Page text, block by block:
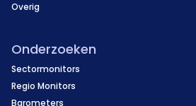
Overig
Onderzoeken
Sectormonitors
Regio Monitors
Barometers